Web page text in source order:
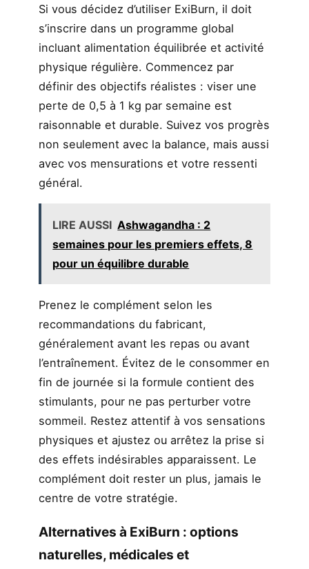
Si vous décidez d’utiliser ExiBurn, il doit
s’inscrire dans un programme global
incluant alimentation équilibrée et activité
physique régulière. Commencez par
définir des objectifs réalistes : viser une
perte de 0,5 à 1 kg par semaine est
raisonnable et durable. Suivez vos progrès
non seulement avec la balance, mais aussi
avec vos mensurations et votre ressenti
général.
LIRE AUSSI Ashwagandha : 2
semaines pour les premiers effets, 8
pour un équilibre durable
Prenez le complément selon les
recommandations du fabricant,
généralement avant les repas ou avant
l’entraînement. Évitez de le consommer en
fin de journée si la formule contient des
stimulants, pour ne pas perturber votre
sommeil. Restez attentif à vos sensations
physiques et ajustez ou arrêtez la prise si
des effets indésirables apparaissent. Le
complément doit rester un plus, jamais le
centre de votre stratégie.
Alternatives à ExiBurn : options
naturelles, médicales et